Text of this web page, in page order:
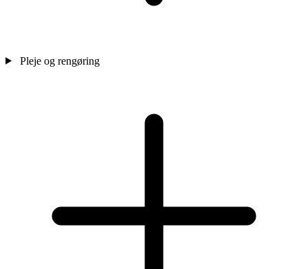
Pleje og rengøring